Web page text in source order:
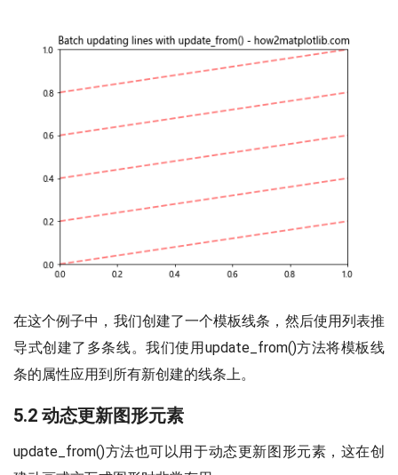
在这个例子中，我们创建了一个模板线条，然后使用列表推
导式创建了多条线。我们使用update_from()方法将模板线
条的属性应用到所有新创建的线条上。
5.2 动态更新图形元素
update_from()方法也可以用于动态更新图形元素，这在创